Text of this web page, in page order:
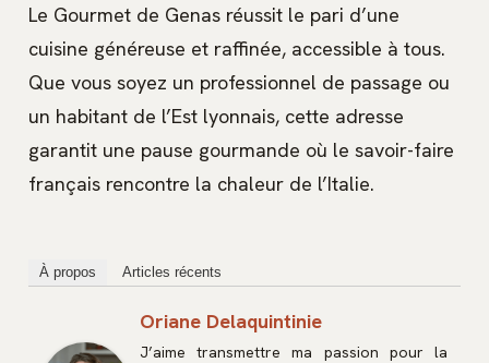
Le Gourmet de Genas réussit le pari d’une
cuisine généreuse et raffinée, accessible à tous.
Que vous soyez un professionnel de passage ou
un habitant de l’Est lyonnais, cette adresse
garantit une pause gourmande où le savoir-faire
français rencontre la chaleur de l’Italie.
À propos Articles récents
Oriane Delaquintinie
J’aime transmettre ma passion pour la